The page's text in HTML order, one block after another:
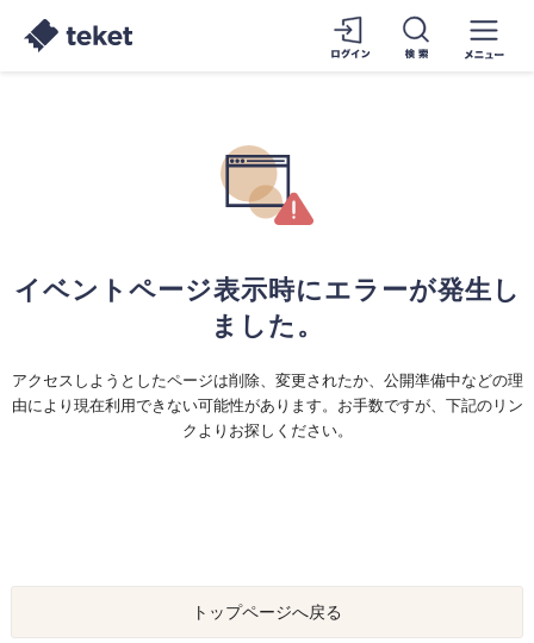
イベントページ表示時にエラーが発生し
ました。
アクセスしようとしたページは削除、変更されたか、公開準備中などの理
由により現在利用できない可能性があります。お手数ですが、下記のリン
クよりお探しください。
トップページへ戻る